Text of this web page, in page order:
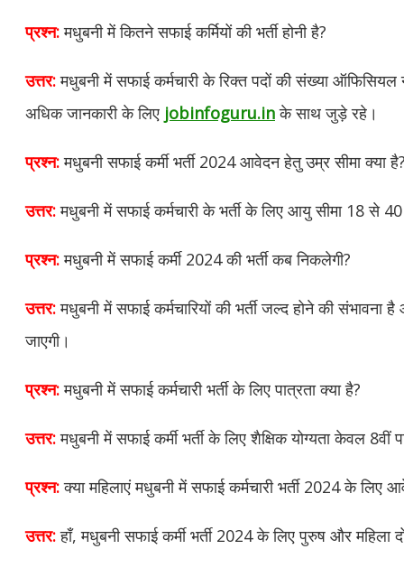
प्रश्न:मधुबनी में कितने सफाई कर्मियों की भर्ती होनी है?
उत्तर:मधुबनी में सफाई कर्मचारी के रिक्त पदों की संख्या
अधिक जानकारी के लिए jobinfoguru.in के साथ जुड़े रहे।
प्रश्न:मधुबनी सफाई कर्मी भर्ती 2024 आवेदन हेतु उम्र सीमा क्या
उत्तर:मधुबनी में सफाई कर्मचारी के भर्ती के लिए आयु सीमा 18 से 40
प्रश्न:मधुबनी में सफाई कर्मी 2024 की भर्ती कब निकलेगी?
उत्तर:मधुबनी में सफाई कर्मचारियों की भर्ती जल्द होने की संभावना
जाएगी।
प्रश्न:मधुबनी में सफाई कर्मचारी भर्ती के लिए पात्रता क्या है?
उत्तर:मधुबनी में सफाई कर्मी भर्ती के लिए शैक्षिक योग्यता केवल 8वीं
प्रश्न:क्या महिलाएं मधुबनी में सफाई कर्मचारी भर्ती 2024 के
उत्तर:हाँ, मधुबनी सफाई कर्मी भर्ती 2024 के लिए पुरुष और